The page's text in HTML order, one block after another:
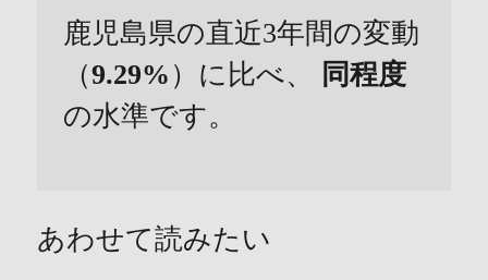
鹿児島県の直近3年間の変動
（9.29% ）に比べ、
同程度
の水準です。
あわせて読みたい